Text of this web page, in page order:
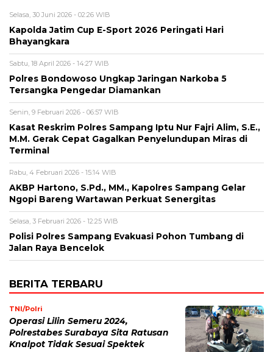
Selasa, 30 Juni 2026 - 02:26 WIB
Kapolda Jatim Cup E-Sport 2026 Peringati Hari
Bhayangkara
Sabtu, 18 April 2026 - 14:27 WIB
Polres Bondowoso Ungkap Jaringan Narkoba 5
Tersangka Pengedar Diamankan
Senin, 9 Februari 2026 - 06:57 WIB
Kasat Reskrim Polres Sampang Iptu Nur Fajri Alim, S.E.,
M.M. Gerak Cepat Gagalkan Penyelundupan Miras di
Terminal
Rabu, 4 Februari 2026 - 15:14 WIB
AKBP Hartono, S.Pd., MM., Kapolres Sampang Gelar
Ngopi Bareng Wartawan Perkuat Senergitas
Selasa, 3 Februari 2026 - 12:25 WIB
Polisi Polres Sampang Evakuasi Pohon Tumbang di
Jalan Raya Bencelok
BERITA TERBARU
TNI/Polri
Operasi Lilin Semeru 2024,
Polrestabes Surabaya Sita Ratusan
Knalpot Tidak Sesuai Spektek